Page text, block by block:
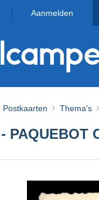
Aanmelden
Postkaarten Thema's
PAQUEBOT